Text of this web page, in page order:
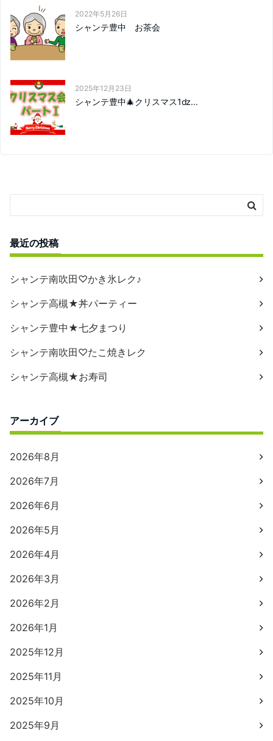
2022年5月26日
シャンテ豊中 お茶会
2025年12月23日
シャンテ豊中🎄クリスマス1ǳ...
最近の投稿
シャンテ南吹田♡かき氷レク♪
シャンテ高槻★丼パーティー
シャンテ豊中★七夕まつり
シャンテ南吹田♡たこ焼きレク
シャンテ高槻★お寿司
アーカイブ
2026年8月
2026年7月
2026年6月
2026年5月
2026年4月
2026年3月
2026年2月
2026年1月
2025年12月
2025年11月
2025年10月
2025年9月